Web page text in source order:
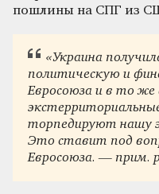
пошлины на СПГ из
«Украина
политическую и
Евросоюза и в то
торпедируют нашу
Это ставит под
Евросоюза. — прим.